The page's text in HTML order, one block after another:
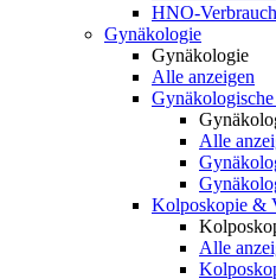
HNO-
Gynäkologie
Gynäkologie
Alle anzeigen
Alle
Kolposkopie &
Alle